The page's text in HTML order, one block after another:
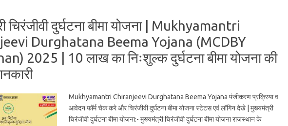
चिरंजीवी दुर्घटना बीमा योजना | Mukhyamantri
Durghatana Beema Yojana (MCDBY
2025 | 10 लाख का निःशुल्क दुर्घटना बीमा योजना की
Mukhyamantri Chiranjeevi Durghatana Beema Yojana पंजीकरण प्रक्रिया व
आवेदन फॉर्म चेक करे और चिरंजीवी दुर्घटना बीमा योजना स्टेटस एवं लॉगिन देखे | मुख्यमंत्री
चिरंजीवी दुर्घटना बीमा योजना:- मुख्यमंत्री चिरंजीवी दुर्घटना बीमा योजना राजस्थान के